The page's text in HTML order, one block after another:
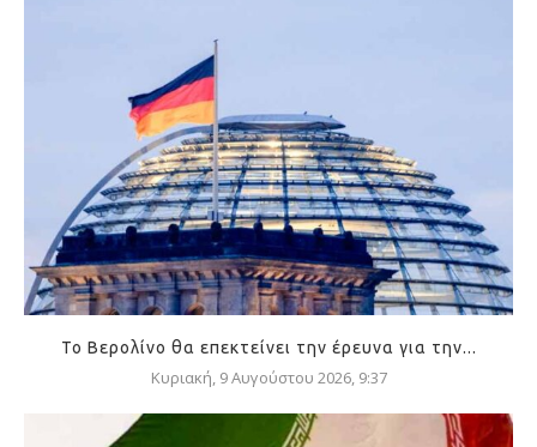
Το Βερολίνο θα επεκτείνει την έρευνα για την...
Κυριακή, 9 Αυγούστου 2026, 9:37